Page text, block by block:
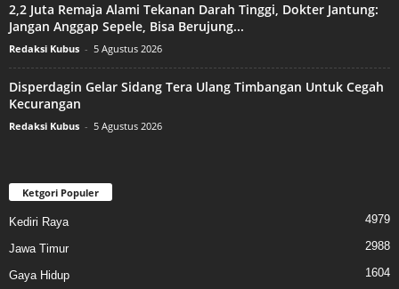
2,2 Juta Remaja Alami Tekanan Darah Tinggi, Dokter Jantung:
Jangan Anggap Sepele, Bisa Berujung...
Redaksi Kubus - 5 Agustus 2026
Disperdagin Gelar Sidang Tera Ulang Timbangan Untuk Cegah
Kecurangan
Redaksi Kubus - 5 Agustus 2026
Ketgori Populer
Kediri Raya 4979
Jawa Timur 2988
Gaya Hidup 1604